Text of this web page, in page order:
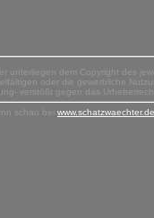
unterliegen dem Copyright des
oder die gewerbliche
verstößt gegen das
schau bei www.schatzwaechter.de